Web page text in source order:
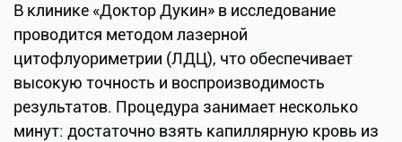
В клинике «Доктор Дукин» в исследование
проводится методом лазерной
цитофлуориметрии (ЛДЦ), что обеспечивает
высокую точность и воспроизводимость
результатов. Процедура занимает несколько
минут: достаточно взять капиллярную кровь из